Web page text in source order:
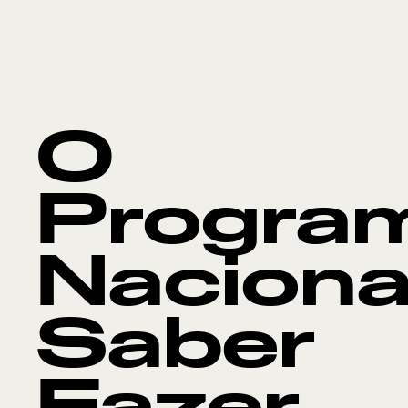
O
Saber